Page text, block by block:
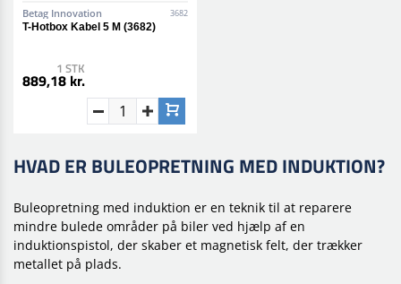
Betag Innovation 3682
T-Hotbox Kabel 5 M (3682)
1 STK
889,18 kr.
HVAD ER BULEOPRETNING MED INDUKTION?
Buleopretning med induktion er en teknik til at reparere
mindre bulede områder på biler ved hjælp af en
induktionspistol, der skaber et magnetisk felt, der trækker
metallet på plads.